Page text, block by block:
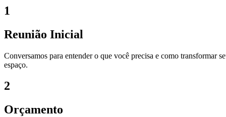
1
Reunião Inicial
Conversamos para entender o que você precisa e como transformar
espaço.
2
Orçamento